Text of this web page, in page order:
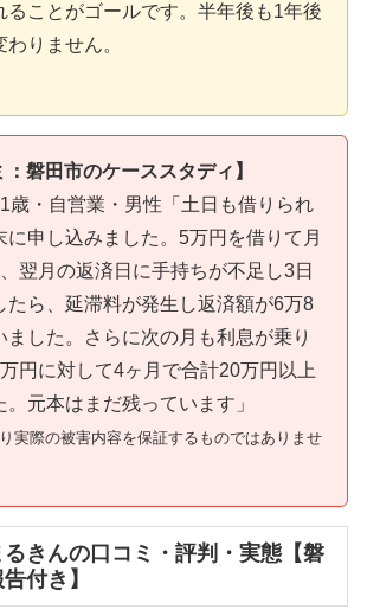
ることがゴールです。半年後も1年後
りません。
磐田市のケーススタディ】
歳・自営業・男性「土日も借りられ
に申し込みました。5万円を借りて月
翌月の返済日に手持ちが不足し3日
たら、延滞料が発生し返済額が6万8
ました。さらに次の月も利息が乗り
円に対して4ヶ月で合計20万円以上
。元本はまだ残っています」
実際の被害内容を保証するものではありませ
きんの口コミ・評判・実態【磐
付き】